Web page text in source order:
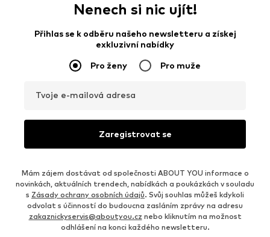
Nenech si nic ujít!
Přihlas se k odběru našeho newsletteru a získej
exkluzivní nabídky
Pro ženy Pro muže
Tvoje e-mailová adresa
Zaregistrovat se
Mám zájem dostávat od společnosti ABOUT YOU informace o
novinkách, aktuálních trendech, nabídkách a poukázkách v souladu
s Zásady ochrany osobních údajů. Svůj souhlas můžeš kdykoli
odvolat s účinností do budoucna zasláním zprávy na adresu
zakaznickyservis@aboutyou.cz nebo kliknutím na možnost
odhlášení na konci každého newsletteru.